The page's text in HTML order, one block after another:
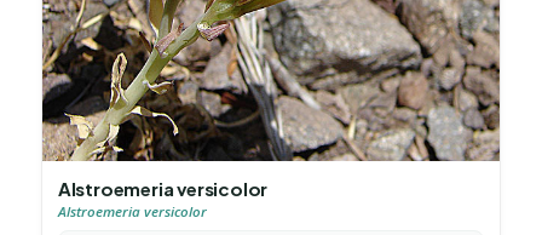
Alstroemeria versicolor
Alstroemeria versicolor